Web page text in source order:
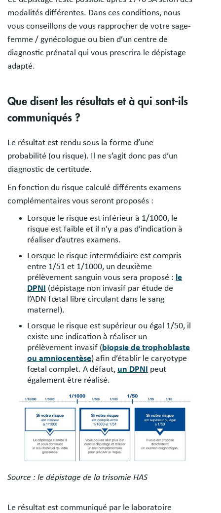
modalités différentes. Dans ces conditions, nous
vous conseillons de vous rapprocher de votre sage-
femme / gynécologue ou bien d’un centre de
diagnostic prénatal qui vous prescrira le dépistage
adapté.
Que disent les résultats et à qui sont-ils
communiqués ?
Le résultat est rendu sous la forme d’une
probabilité (ou risque). Il ne s’agit donc pas d’un
diagnostic de certitude.
En fonction du risque calculé différents examens
complémentaires vous seront proposés :
Lorsque le risque est inférieur à 1/1000, le
risque est faible et il n’y a pas d’indication à
réaliser d’autres examens.
Lorsque le risque intermédiaire est compris
entre 1/51 et 1/1000, un deuxième
prélèvement sanguin vous sera proposé : le
DPNI (dépistage non invasif par étude de
l’ADN fœtal libre circulant dans le sang
maternel).
Lorsque le risque est supérieur ou égal 1/50, il
existe une indication à réaliser un
prélèvement invasif (biopsie de trophoblaste
ou amniocentèse) afin d’établir le caryotype
fœtal complet. A défaut, un DPNI peut
également être réalisé.
Source : le dépistage de la trisomie HAS
Le résultat est communiqué par le laboratoire